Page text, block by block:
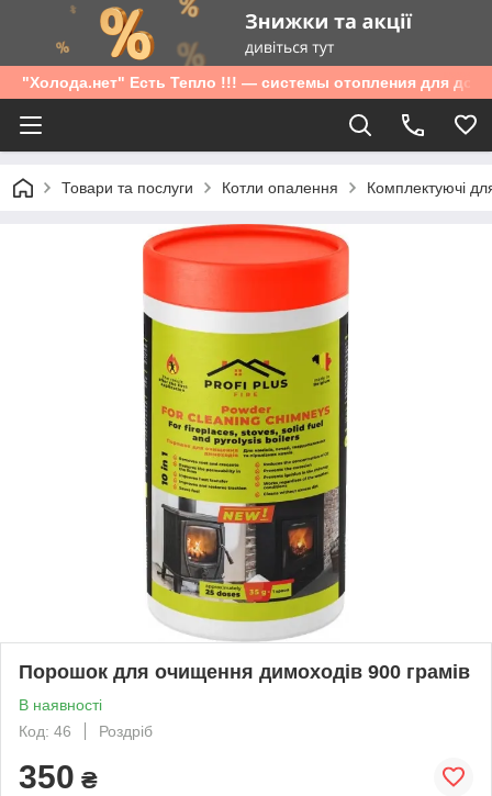
"Холода.нет" Есть Тепло !!! — системы отопления для дома
Товари та послуги Котли опалення Комплектуючі
Порошок для очищення димоходів 900 грамів
В наявності
Код: 46
Роздріб
350 ₴